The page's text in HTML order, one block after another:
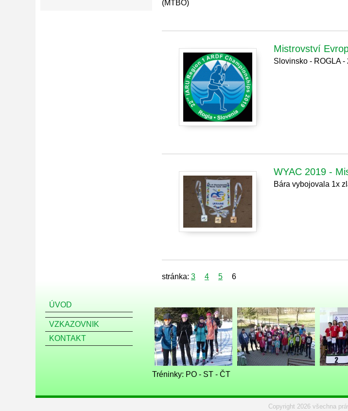
(MTBO)
Mistrovství
Slovinsko - ROGLA
WYAC 2019 -
Bára vybojovala 1x
stránka: 3 4 5 6
ÚVOD
VZKAZOVNIK
KONTAKT
Tréninky: PO - ST - ČT
Copyright 2026 všechna